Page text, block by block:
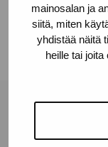
mainosalan ja
siitä, miten
yhdistää näitä
heille tai
Linkedin